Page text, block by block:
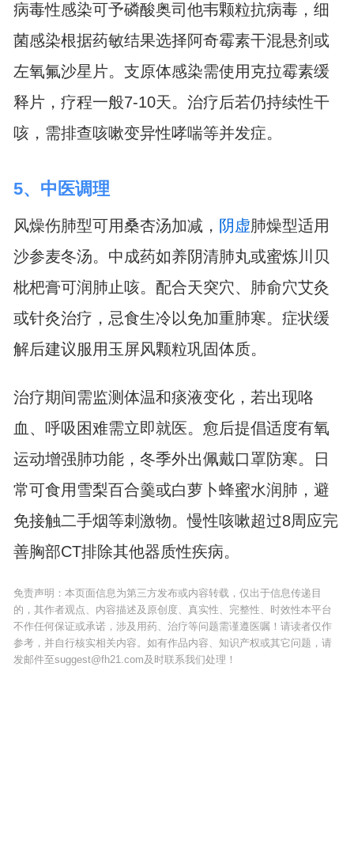
病毒性感染可予磷酸奥司他韦颗粒抗病毒，细
菌感染根据药敏结果选择阿奇霉素干混悬剂或
左氧氟沙星片。支原体感染需使用克拉霉素缓
释片，疗程一般7-10天。治疗后若仍持续性干
咳，需排查咳嗽变异性哮喘等并发症。
5、中医调理
风燥伤肺型可用桑杏汤加减， 阴虚肺燥型适用
沙参麦冬汤。中成药如养阴清肺丸或蜜炼川贝
枇杷膏可润肺止咳。配合天突穴、肺俞穴艾灸
或针灸治疗，忌食生冷以免加重肺寒。症状缓
解后建议服用玉屏风颗粒巩固体质。
治疗期间需监测体温和痰液变化，若出现咯
血、呼吸困难需立即就医。愈后提倡适度有氧
运动增强肺功能，冬季外出佩戴口罩防寒。日
常可食用雪梨百合羹或白萝卜蜂蜜水润肺，避
免接触二手烟等刺激物。慢性咳嗽超过8周应完
善胸部CT排除其他器质性疾病。
免责声明：本页面信息为第三方发布或内容转载，仅出于信息传递目
的，其作者观点、内容描述及原创度、真实性、完整性、时效性本平台
不作任何保证或承诺，涉及用药、治疗等问题需谨遵医嘱！请读者仅作
参考，并自行核实相关内容。如有作品内容、知识产权或其它问题，请
发邮件至suggest@fh21.com及时联系我们处理！